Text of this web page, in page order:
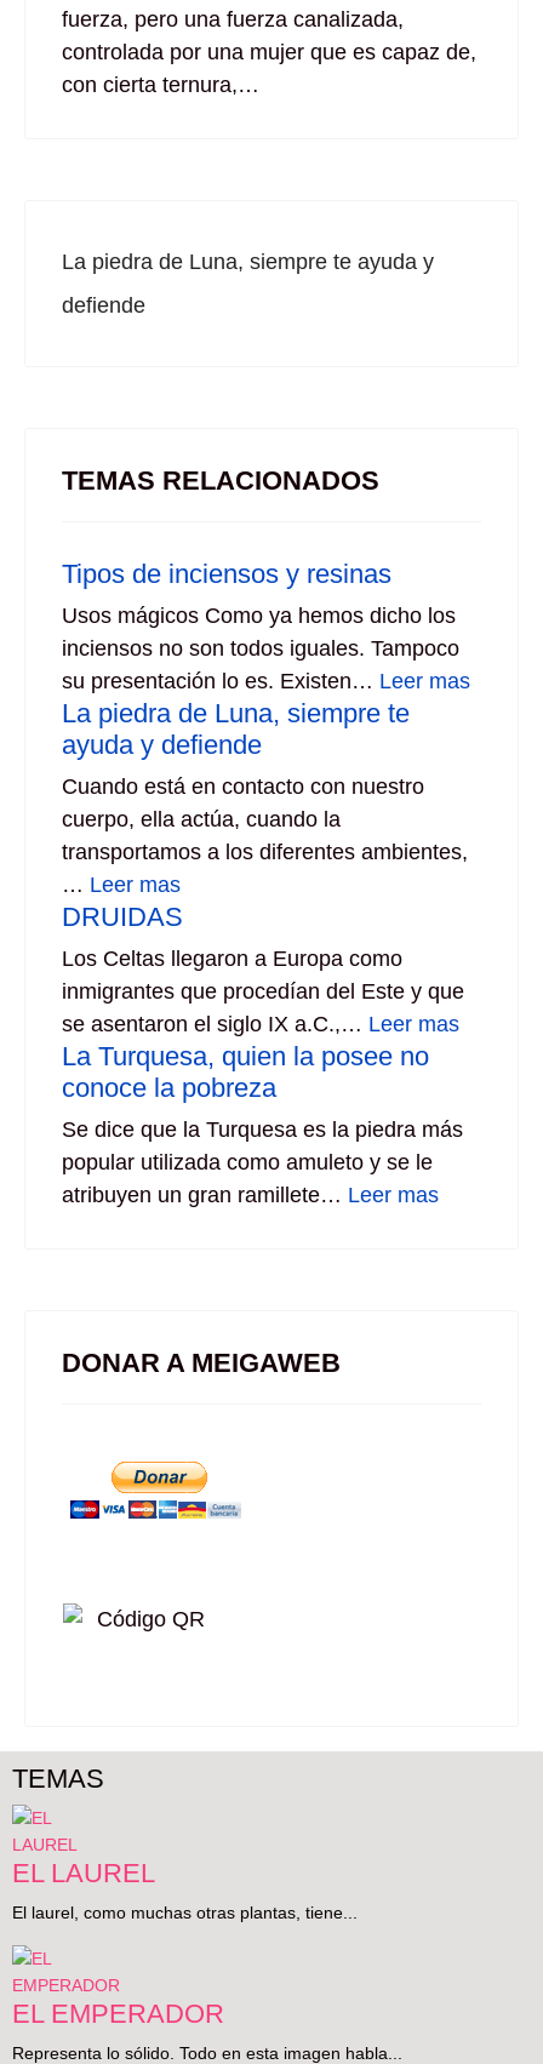
fuerza, pero una fuerza canalizada,
controlada por una mujer que es capaz de,
con cierta ternura,…
La piedra de Luna, siempre te ayuda y
defiende
TEMAS RELACIONADOS
Tipos de inciensos y resinas
Usos mágicos Como ya hemos dicho los
inciensos no son todos iguales. Tampoco
su presentación lo es. Existen… Leer mas
La piedra de Luna, siempre te
ayuda y defiende
Cuando está en contacto con nuestro
cuerpo, ella actúa, cuando la
transportamos a los diferentes ambientes,
… Leer mas
DRUIDAS
Los Celtas llegaron a Europa como
inmigrantes que procedían del Este y que
se asentaron el siglo IX a.C.,… Leer mas
La Turquesa, quien la posee no
conoce la pobreza
Se dice que la Turquesa es la piedra más
popular utilizada como amuleto y se le
atribuyen un gran ramillete… Leer mas
DONAR A MEIGAWEB
TEMAS
EL LAUREL
El laurel, como muchas otras plantas, tiene...
EL EMPERADOR
Representa lo sólido. Todo en esta imagen habla...